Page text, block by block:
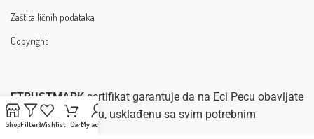
Zaštita ličnih podataka
Copyright
ETRUSTMARK sertifikat garantuje da na Eci Pecu obavljate
sigurnu e-kupovinu, usklađenu sa svim potrebnim
zakonima.
ShopFiltersWishlist CartMy account